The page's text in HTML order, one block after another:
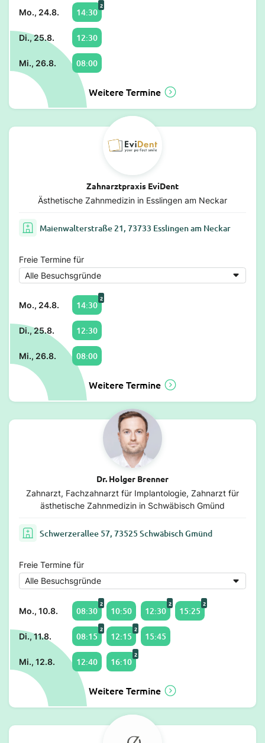
Mo., 24.8. 14:30
2
Di., 25.8. 12:30
Mi., 26.8. 08:00
Weitere Termine
Zahnarztpraxis EviDent
Ästhetische Zahnmedizin in Esslingen am Neckar
Maienwalterstraße 21, 73733 Esslingen am Neckar
Freie Termine für
Mo., 24.8. 14:30
2
Di., 25.8. 12:30
Mi., 26.8. 08:00
Weitere Termine
Dr. Holger Brenner
Zahnarzt, Fachzahnarzt für Implantologie, Zahnarzt für
ästhetische Zahnmedizin in Schwäbisch Gmünd
Schwerzerallee 57, 73525 Schwäbisch Gmünd
Freie Termine für
Mo., 10.8. 08:30
2
10:50 12:30
2
15:25
2
Di., 11.8. 08:15
2
12:15
2
15:45
Mi., 12.8. 12:40 16:10
2
Weitere Termine